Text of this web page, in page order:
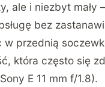
ale i niezbyt mały
bez
w przednią
która często się
Sony E 11 mm f/1.8).